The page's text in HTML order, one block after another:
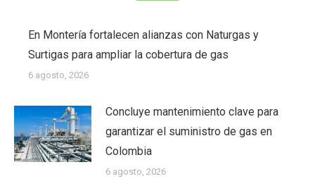
En Montería fortalecen alianzas con Naturgas y
Surtigas para ampliar la cobertura de gas
6 agosto, 2026
Concluye mantenimiento clave para
garantizar el suministro de gas en
Colombia
6 agosto, 2026